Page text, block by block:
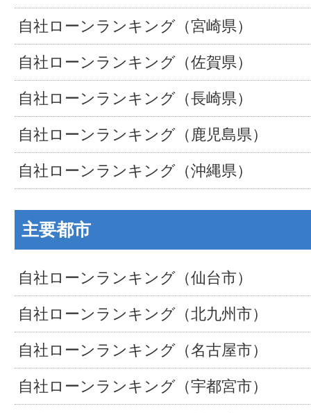
自社ローンランキング（宮崎県）
自社ローンランキング（佐賀県）
自社ローンランキング（長崎県）
自社ローンランキング（鹿児島県）
自社ローンランキング（沖縄県）
主要都市
自社ローンランキング（仙台市）
自社ローンランキング（北九州市）
自社ローンランキング（名古屋市）
自社ローンランキング（宇都宮市）